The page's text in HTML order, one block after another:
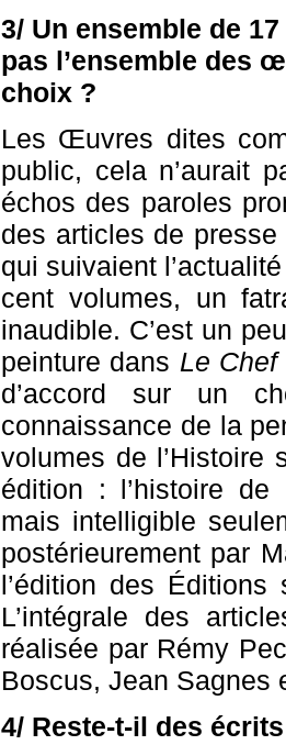
3/ Un ensemble de
pas l’ensemble des
choix ?
Les Œuvres dites
public, cela n’aurait
échos des paroles
des articles de
qui suivaient
cent volumes, un
inaudible. C’est un
peinture dans Le
d’accord sur un
connaissance de la
volumes de l’Histoire
édition : l’histoire
mais intelligible
postérieurement par
l’édition des
L’intégrale des
réalisée par Rémy
Boscus, Jean Sagnes
4/ Reste-t-il des